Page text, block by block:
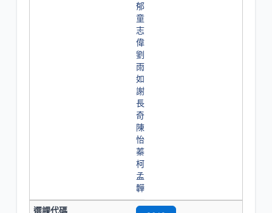
郁
童
志
偉
劉
雨
如
謝
長
奇
陳
怡
蓁
柯
孟
韡